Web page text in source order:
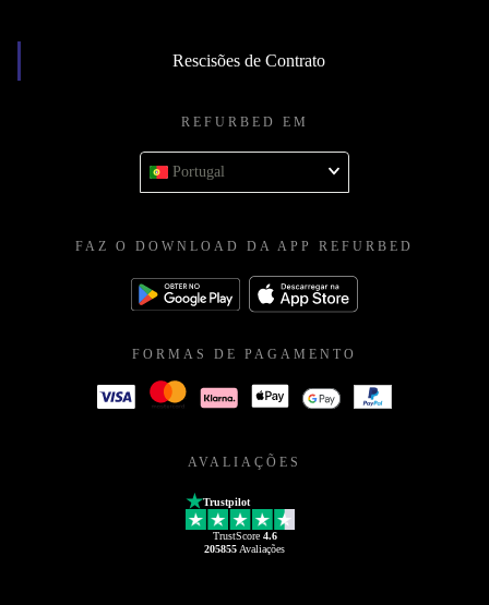
Rescisões de Contrato
REFURBED EM
Portugal
FAZ O DOWNLOAD DA APP REFURBED
FORMAS DE PAGAMENTO
AVALIAÇÕES
Trustpilot
TrustScore 4.6
205855 Avaliações